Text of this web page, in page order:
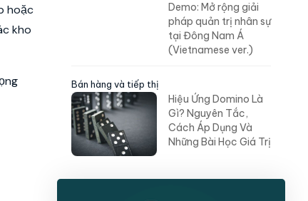
hoặc
kho
Demo: Mở rộng giải
pháp quản trị nhân sự
tại Đông Nam Á
(Vietnamese ver.)
Bán hàng và tiếp thị
Hiệu Ứng Domino Là
Gì? Nguyên Tắc,
Cách Áp Dụng Và
Những Bài Học Giá Trị